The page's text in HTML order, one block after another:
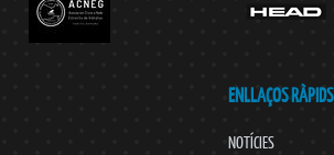
ENLLAÇOS RÀPIDS
NOTÍCIES